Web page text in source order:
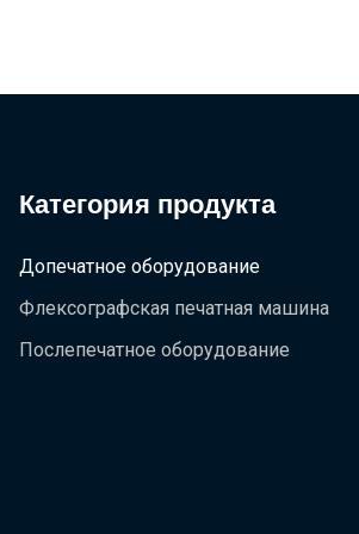
Категория продукта
Допечатное оборудование
Флексографская печатная машина
Послепечатное оборудование